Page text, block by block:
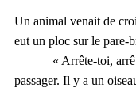
Un animal venait de
eut un ploc sur le pare-
passager. Il y a un